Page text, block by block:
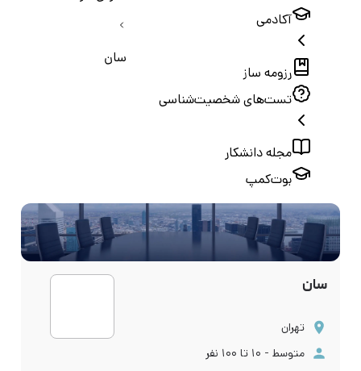
آکادمی
رزومه ساز
تست‌های شخصیت‌شناسی
مجله دانشکار
بوت‌کمپ
سان
سان
تهران
متوسط - ۱۰ تا ۱۰۰ نفر